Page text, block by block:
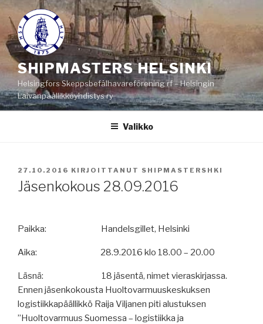
Siirry
sisältöön
SHIPMASTERS HELSINKI
Helsingfors Skeppsbefälhavareförening rf – Helsingin
Laivanpäällikköyhdistys ry
Valikko
JULKAISTU
27.10.2016 KIRJOITTANUT SHIPMASTERSHKI
Jäsenkokous 28.09.2016
Paikka: Handelsgillet, Helsinki
Aika: 28.9.2016 klo 18.00 – 20.00
Läsnä:
18 jäsentä, nimet vieraskirjassa.
Ennen jäsenkokousta Huoltovarmuuskeskuksen
logistiikkapäällikkö Raija Viljanen piti alustuksen
”Huoltovarmuus Suomessa – logistiikka ja